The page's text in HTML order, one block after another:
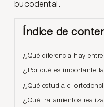
bucodental.
Índice de
¿Qué diferencia hay
¿Por qué es importante
¿Qué estudia el
¿Qué tratamientos